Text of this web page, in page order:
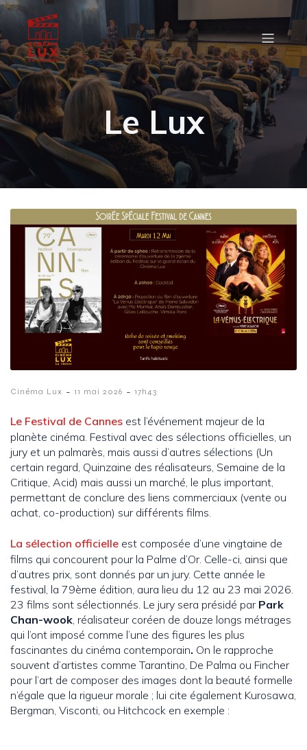
Le Lux
Cinéma Lux - 11 mai 2026 - 17h43
Le Festival de Cannes est l’événement majeur de la
planète cinéma. Festival avec des sélections officielles, un
jury et un palmarès, mais aussi d’autres sélections (Un
certain regard, Quinzaine des réalisateurs, Semaine de la
Critique, Acid) mais aussi un marché, le plus important,
permettant de conclure des liens commerciaux (vente ou
achat, co-production) sur différents films.
La sélection officielle est composée d’une vingtaine de
films qui concourent pour la Palme d’Or. Celle-ci, ainsi que
d’autres prix, sont donnés par un jury. Cette année le
festival, la 79ème édition, aura lieu du 12 au 23 mai 2026.
23 films sont sélectionnés. Le jury sera présidé par Park
Chan-wook, réalisateur coréen de douze longs métrages
qui l’ont imposé comme l’une des figures les plus
fascinantes du cinéma contemporain. On le rapproche
souvent d’artistes comme Tarantino, De Palma ou Fincher
pour l’art de composer des images dont la beauté formelle
n’égale que la rigueur morale ; lui cite également Kurosawa,
Bergman, Visconti, ou Hitchcock en exemple :